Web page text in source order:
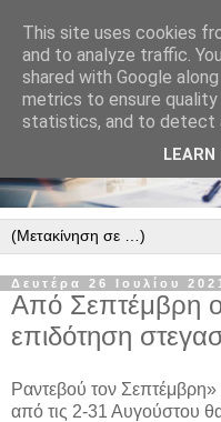
Δευτέρα 26 Ιουλίου 2021
Από Σεπτέμβρη
επιδότηση
Ραντεβού τον
από τις 2-31 Αυγούστου
This site uses cookies
and to analyze traffic.
shared with Google
metrics to ensure
statistics, and to detect
LEARN